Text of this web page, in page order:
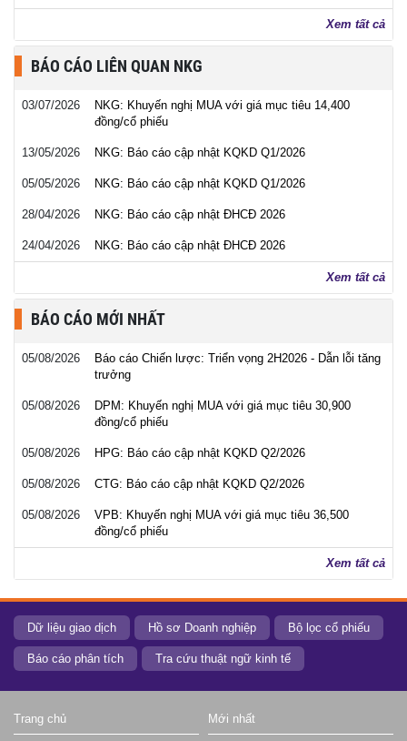
Xem tất cả
BÁO CÁO LIÊN QUAN NKG
03/07/2026
NKG: Khuyến nghị MUA với giá mục tiêu 14,400
đồng/cổ phiếu
13/05/2026 NKG: Báo cáo cập nhật KQKD Q1/2026
05/05/2026 NKG: Báo cáo cập nhật KQKD Q1/2026
28/04/2026 NKG: Báo cáo cập nhật ĐHCĐ 2026
24/04/2026 NKG: Báo cáo cập nhật ĐHCĐ 2026
Xem tất cả
BÁO CÁO MỚI NHẤT
05/08/2026
Báo cáo Chiến lược: Triển vọng 2H2026 - Dẫn lỗi tăng
trưởng
05/08/2026
DPM: Khuyến nghị MUA với giá mục tiêu 30,900
đồng/cổ phiếu
05/08/2026 HPG: Báo cáo cập nhật KQKD Q2/2026
05/08/2026 CTG: Báo cáo cập nhật KQKD Q2/2026
05/08/2026
VPB: Khuyến nghị MUA với giá mục tiêu 36,500
đồng/cổ phiếu
Xem tất cả
Dữ liệu giao dịch Hồ sơ Doanh nghiệp Bộ lọc cổ phiếu
Báo cáo phân tích Tra cứu thuật ngữ kinh tế
Trang chủ Mới nhất